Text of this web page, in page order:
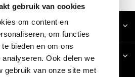
gebruik van cookies
om content en
om functies
bieden en om ons
Ook delen we
gebruik van onze site met